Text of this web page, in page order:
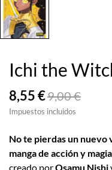
Ichi the
8,55 €9,00 €
Impuestos incluidos
No te pierdas un
manga de acción y magia
creado porOsamu Nishi